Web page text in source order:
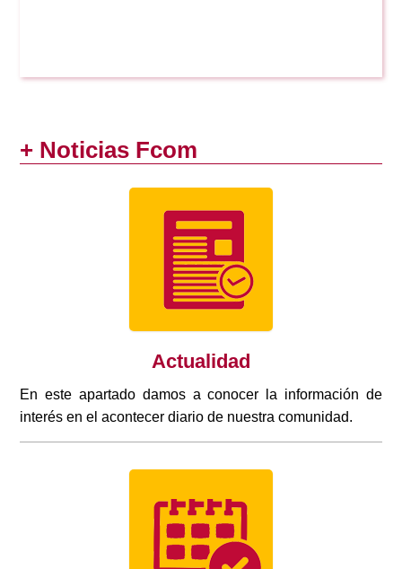
+ Noticias Fcom
Actualidad
En este apartado damos a conocer la información de
interés en el acontecer diario de nuestra comunidad.